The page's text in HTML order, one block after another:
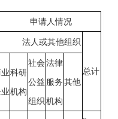
申请人情况
法人或其他组织
总计
科研
机构
社会
公益
组织
法律
服务
机构
其他